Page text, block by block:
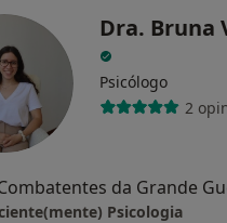
Dra. Bruna
Psicólogo
2
Psicologia